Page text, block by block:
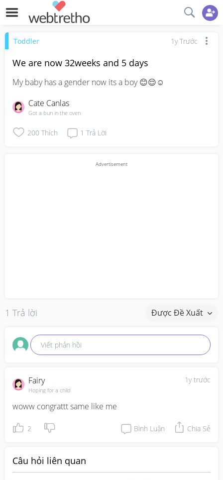
Toddler 1y Trước
We are now 32weeks and 5 days
My baby has a gender now its a boy 😊😌☺️
Cate Canlas
Got a bun in the oven
200 Thích 1 Trả Lời
1 Trả lời Được Đề Xuất
Viết phản hồi
1y trước
Fairy
Hoping for a child
woww congrattt same like me
2 Bình Luận Chia Sẻ
Câu hỏi liên quan